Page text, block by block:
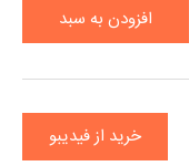
افزودن به سبد
خرید از فیدیبو